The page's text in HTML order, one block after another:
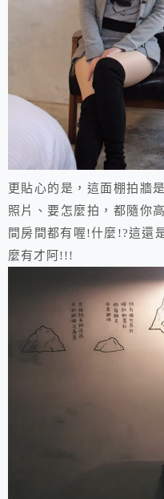
更貼心的是，這面棚拍牆
照片、要怎麼拍，都隨你
間房間都有喔!什麼!?這還
麼有才阿!!!